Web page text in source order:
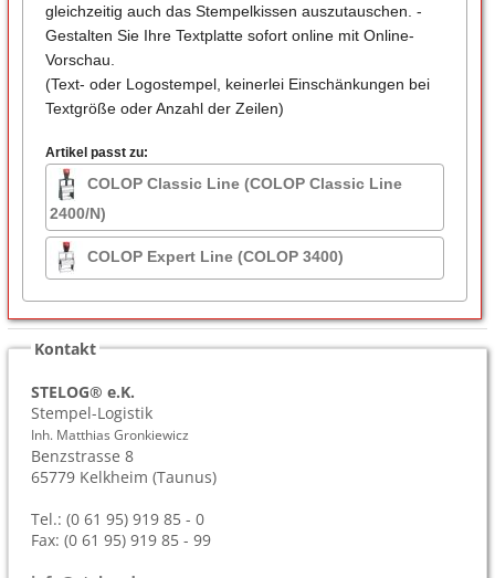
gleichzeitig auch das Stempelkissen auszutauschen. -
Gestalten Sie Ihre Textplatte sofort online mit Online-
Vorschau.
(Text- oder Logostempel, keinerlei Einschänkungen bei
Textgröße oder Anzahl der Zeilen)
Artikel passt zu:
COLOP Classic Line (COLOP Classic Line
2400/N)
COLOP Expert Line (COLOP 3400)
Kontakt
STELOG® e.K.
Stempel-Logistik
Inh. Matthias Gronkiewicz
Benzstrasse 8
65779 Kelkheim (Taunus)
Tel.: (0 61 95) 919 85 - 0
Fax: (0 61 95) 919 85 - 99